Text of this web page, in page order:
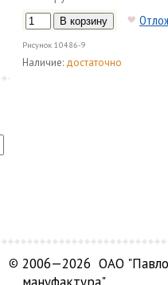
Рисунок 10486-9
Наличие: достаточно
© 2006—2026 ОАО